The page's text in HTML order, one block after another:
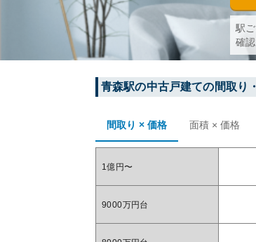
駅
確認
青森駅の中古戸建ての間取り
間取り × 価格 面積 × 価格
1億円〜
9000万円台